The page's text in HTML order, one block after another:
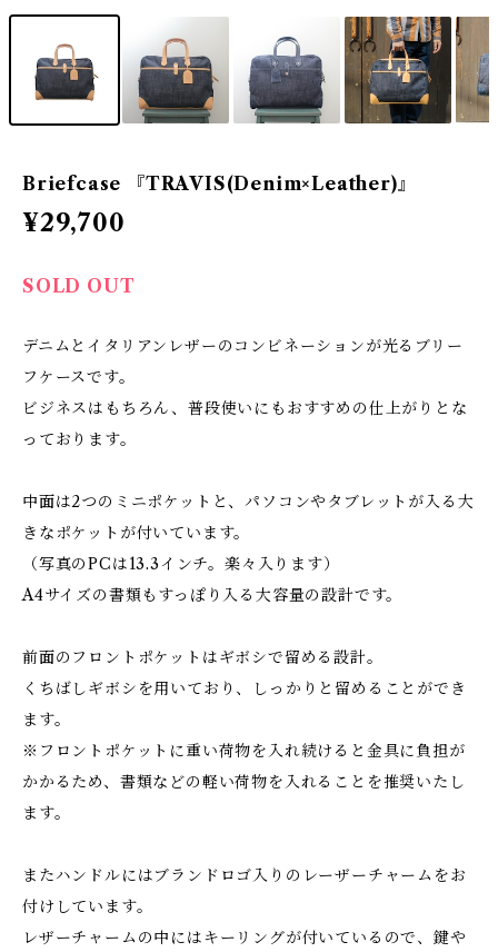
Briefcase 『TRAVIS(Denim×Leather)』
¥29,700
SOLD OUT
デニムとイタリアンレザーのコンビネーションが光るブリー
フケースです。
ビジネスはもちろん、普段使いにもおすすめの仕上がりとな
っております。
中面は2つのミニポケットと、パソコンやタブレットが入る大
きなポケットが付いています。
（写真のPCは13.3インチ。楽々入ります）
A4サイズの書類もすっぽり入る大容量の設計です。
前面のフロントポケットはギボシで留める設計。
くちばしギボシを用いており、しっかりと留めることができ
ます。
※フロントポケットに重い荷物を入れ続けると金具に負担が
かかるため、書類などの軽い荷物を入れることを推奨いたし
ます。
またハンドルにはブランドロゴ入りのレーザーチャームをお
付けしています。
レザーチャームの中にはキーリングが付いているので、鍵や